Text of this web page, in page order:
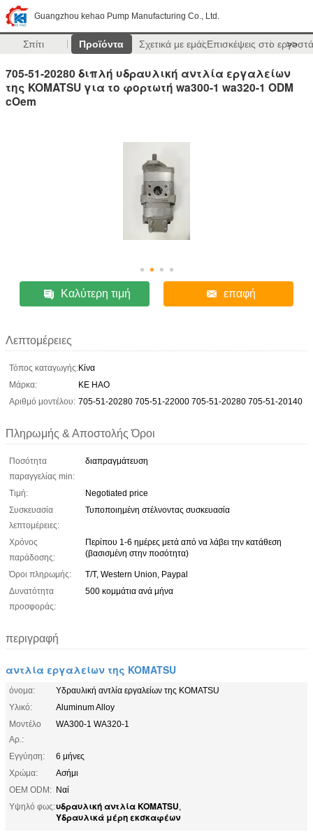
Guangzhou kehao Pump Manufacturing Co., Ltd.
Σπίτι Προϊόντα Σχετικά με εμάςΕπισκέψεις στο >>
705-51-20280 διπλή υδραυλική αντλία εργαλείων
της KOMATSU για το φορτωτή wa300-1 wa320-1 ODM
cOem
Καλύτερη τιμή επαφή
Λεπτομέρειες
Τόπος καταγωγής:Κίνα
Μάρκα:
KE HAO
Αριθμό μοντέλου: 705-51-20280 705-51-22000 705-51-20280 705-51-20140
Πληρωμής & Αποστολής Όροι
Ποσότητα
παραγγελίας min:
διαπραγμάτευση
Τιμή:
Negotiated price
Συσκευασία
λεπτομέρειες:
Τυποποιημένη στέλνοντας συσκευασία
Χρόνος
παράδοσης:
Περίπου 1-6 ημέρες μετά από να λάβει την κατάθεση
(βασισμένη στην ποσότητα)
Όροι πληρωμής:
T/T, Western Union, Paypal
Δυνατότητα
προσφοράς:
500 κομμάτια ανά μήνα
περιγραφή
αντλία εργαλείων της KOMATSU
όνομα:
Υδραυλική αντλία εργαλείων της KOMATSU
Υλικό:
Aluminum Alloy
Μοντέλο
Αρ.:
WA300-1 WA320-1
Εγγύηση:
6 μήνες
Χρώμα:
Ασήμι
OEM ODM: Ναί
Υψηλό φως:υδραυλική αντλία KOMATSU,
Υδραυλικά μέρη εκσκαφέων